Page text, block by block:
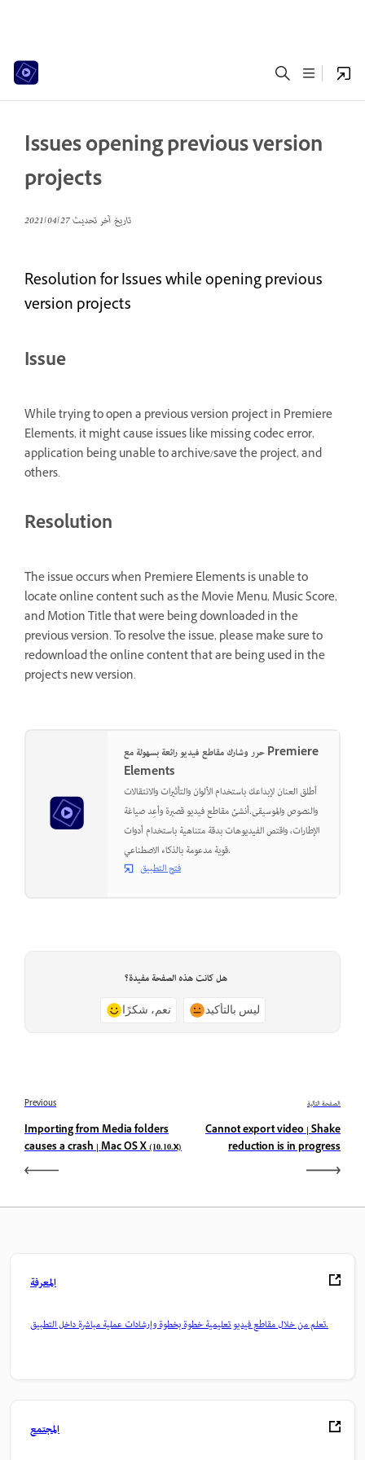
Issues opening previous version
projects
تاريخ آخر تحديث27‏/04‏/2021
Resolution for Issues while opening previous
version projects
Issue
While trying to open a previous version project in Premiere
Elements, it might cause issues like missing codec error,
application being unable to archive/save the project, and
others.
Resolution
The issue occurs when Premiere Elements is unable to
locate online content such as the Movie Menu, Music Score,
and Motion Title that were being downloaded in the
previous version. To resolve the issue, please make sure to
redownload the online content that are being used in the
project's new version.
حرر وشارك مقاطع فيديو رائعة بسهولة مع Premiere
Elements
أطلق العنان لإبداعك باستخدام الألوان والتأثيرات والانتقالات
والنصوص والموسيقى.أنشئ مقاطع فيديو قصيرة وأعِد صياغة
الإطارات، واقتص الفيديوهات بدقة متناهية باستخدام أدوات
قوية مدعومة بالذكاء الاصطناعي.
فتح التطبيق
هل كانت هذه الصفحة مفيدة؟
نعم، شكرًا ليس بالتأكيد
Previous
Importing from Media folders
causes a crash | Mac OS X (10.10.x)
الصفحة التالية
Cannot export video | Shake
reduction is in progress
المعرفة
تعلم من خلال مقاطع فيديو تعليمية خطوة بخطوة وإرشادات عملية مباشرة داخل التطبيق.
المجتمع